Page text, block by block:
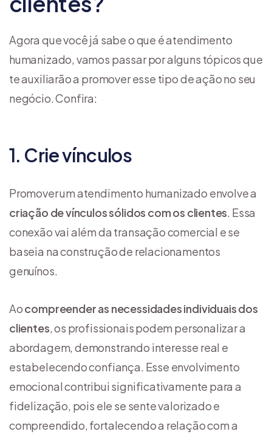
Agora que você já sabe o que é atendimento
humanizado, vamos passar por alguns tópicos que
te auxiliarão a promover esse tipo de ação no seu
negócio. Confira:
1. Crie vínculos
Promover um atendimento humanizado envolve a
criação de vínculos sólidos com os clientes. Essa
conexão vai além da transação comercial e se
baseia na construção de relacionamentos
genuínos.
Aocompreender as necessidades individuais dos
clientes, os profissionais podem personalizar a
abordagem, demonstrando interesse real e
estabelecendo confiança. Esse envolvimento
emocional contribui significativamente para a
fidelização, pois ele se sente valorizado e
compreendido, fortalecendo a relação com a